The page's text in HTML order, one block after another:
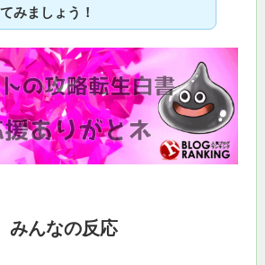
みましょう！
みんなの反応